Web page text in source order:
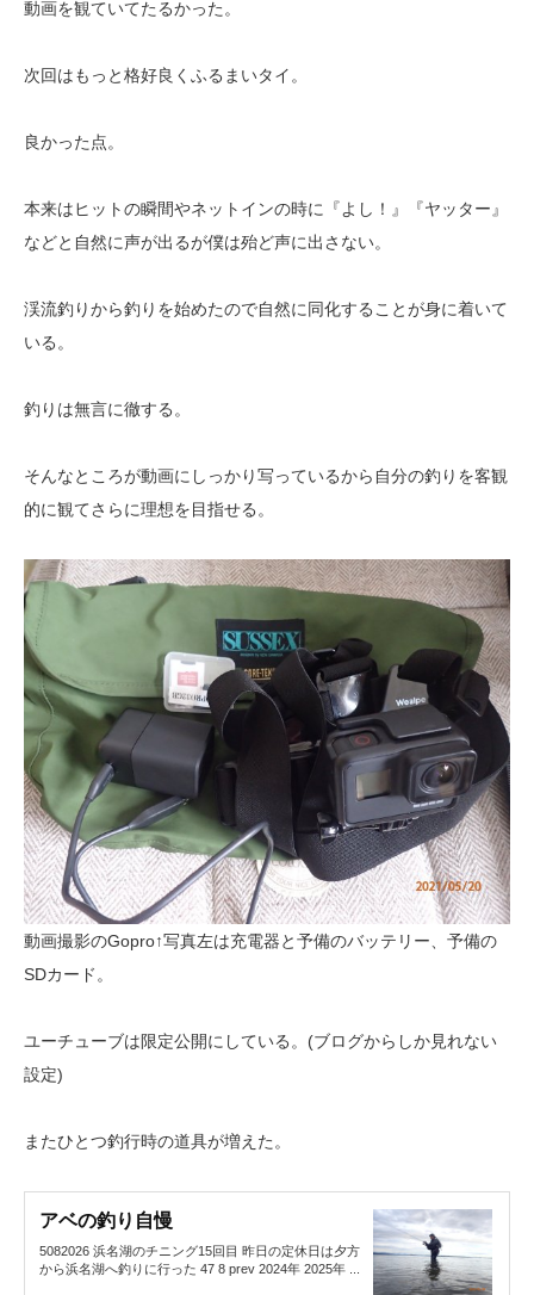
動画を観ていてたるかった。
次回はもっと格好良くふるまいタイ。
良かった点。
本来はヒットの瞬間やネットインの時に『よし！』『ヤッター』
などと自然に声が出るが僕は殆ど声に出さない。
渓流釣りから釣りを始めたので自然に同化することが身に着いて
いる。
釣りは無言に徹する。
そんなところが動画にしっかり写っているから自分の釣りを客観
的に観てさらに理想を目指せる。
動画撮影のGopro↑写真左は充電器と予備のバッテリー、予備の
SDカード。
ユーチューブは限定公開にしている。(ブログからしか見れない
設定)
またひとつ釣行時の道具が増えた。
アベの釣り自慢
5082026 浜名湖のチニング15回目 昨日の定休日は夕方
から浜名湖へ釣りに行った 47 8 prev 2024年 2025年 ...